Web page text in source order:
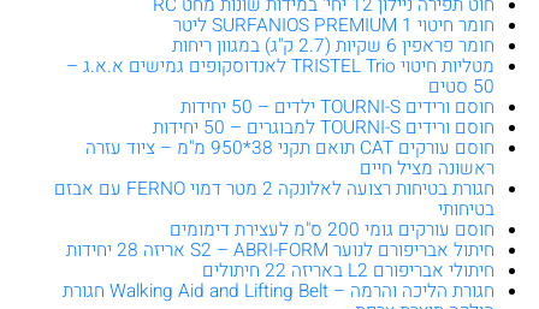
חומר חיטוי SURFANIOS PREMIUM 1 ליטר
חומר פראפין 6 שקיות (2.7 ק"ג) במגוון ריחות
מטליות חיטוי TRISTEL Trio לאנדוסקופים גמישים א.א.ג –
50 סטים
חוסם ורידים TOURNI-S ילדים – 50 יחידות
חוסם ורידים TOURNI-S למבוגרים – 50 יחידות
חוסם עורקים CAT תואם תקני 38*950 מ"מ – ציוד עזרה
ראשונה מציל חיים
חגורת בטיחות רצועה לאלונקה 2 מטר דמוי FERNO עם אבזם
בטיחותי
חוסם עורקים גומי 200 ס"מ לעצירת דימומים
חיתול אבריפורם לנוער S2 – ABRI-FORM אריזה 28 יחידות
חיתולי אבריפורם L2 באריזה 22 חיתולים
חגורת הליכה והרמה – Walking Aid and Lifting Belt חגורת